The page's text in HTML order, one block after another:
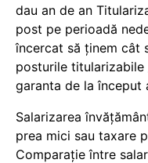
dau an de an
post pe perioadă
încercat să ținem cât
posturile
garanta de la început
Salarizarea
prea mici sau taxare
Comparație între